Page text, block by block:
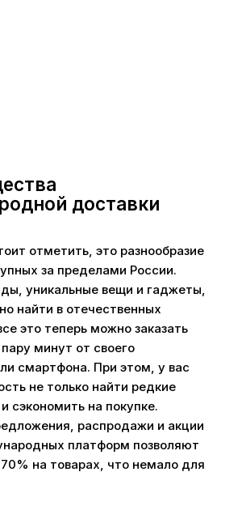
доставки
отметить, это разнообразие
за пределами России.
уникальные вещи и гаджеты,
найти в отечественных
это теперь можно заказать
минут от своего
смартфона. При этом, у вас
не только найти редкие
сэкономить на покупке.
распродажи и акции
платформ позволяют
на товарах, что немало для